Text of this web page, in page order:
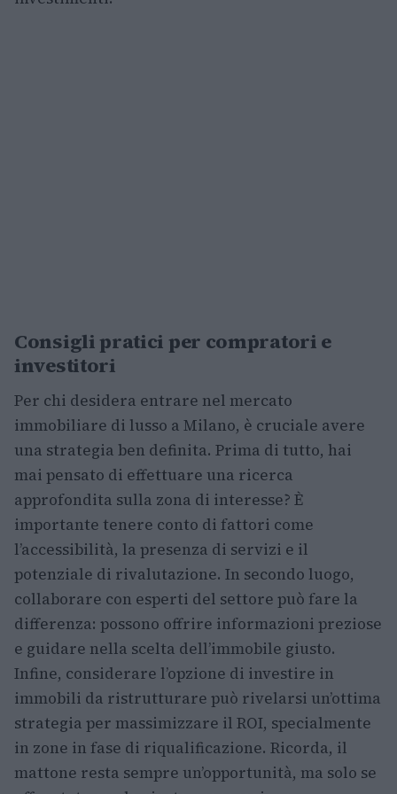
Consigli pratici per compratori e
investitori
Per chi desidera entrare nel mercato
immobiliare di lusso a Milano, è cruciale avere
una strategia ben definita. Prima di tutto, hai
mai pensato di effettuare una ricerca
approfondita sulla zona di interesse? È
importante tenere conto di fattori come
l’accessibilità, la presenza di servizi e il
potenziale di rivalutazione. In secondo luogo,
collaborare con esperti del settore può fare la
differenza: possono offrire informazioni preziose
e guidare nella scelta dell’immobile giusto.
Infine, considerare l’opzione di investire in
immobili da ristrutturare può rivelarsi un’ottima
strategia per massimizzare il ROI, specialmente
in zone in fase di riqualificazione. Ricorda, il
mattone resta sempre un’opportunità, ma solo se